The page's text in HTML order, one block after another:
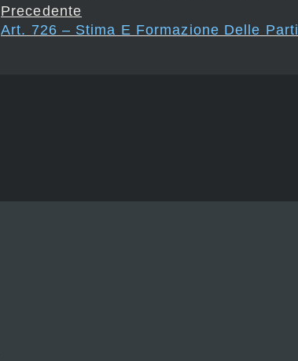
Precedente
Art. 726 – Stima E Formazione Delle Parti